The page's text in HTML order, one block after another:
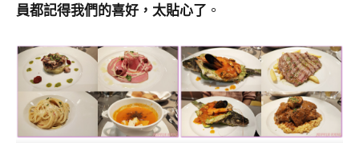
員都記得我們的喜好，太貼心了 。